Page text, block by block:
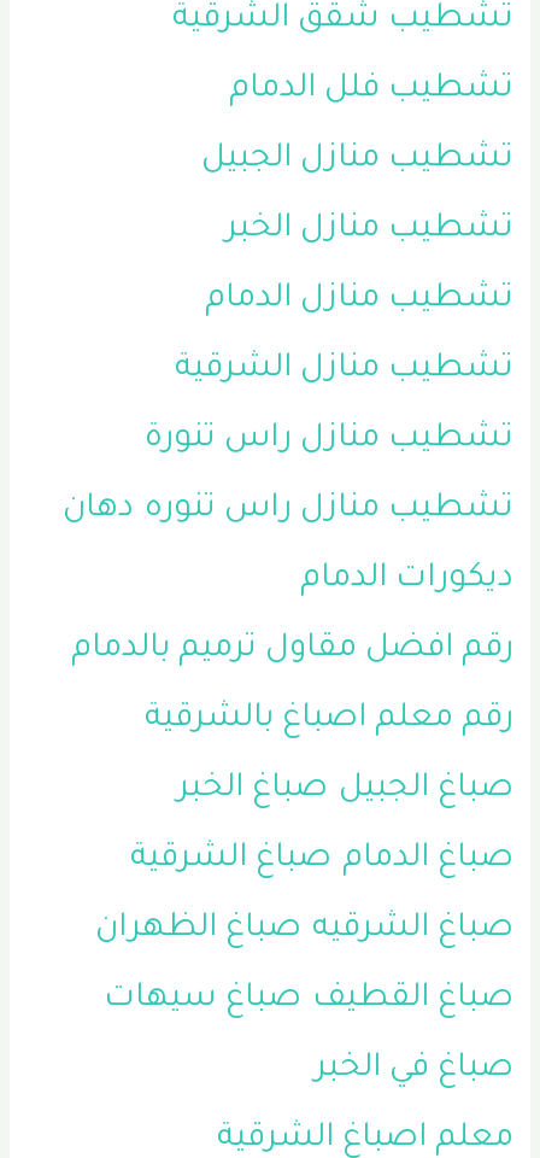
تشطيب شقق الشرقية
تشطيب فلل الدمام
تشطيب منازل الجبيل
تشطيب منازل الخبر
تشطيب منازل الدمام
تشطيب منازل الشرقية
تشطيب منازل راس تنورة
تشطيب منازل راس تنوره دهان
ديكورات الدمام
رقم افضل مقاول ترميم بالدمام
رقم معلم اصباغ بالشرقية
صباغ الجبيل صباغ الخبر
صباغ الدمام صباغ الشرقية
صباغ الشرقيه صباغ الظهران
صباغ القطيف صباغ سيهات
صباغ في الخبر
معلم اصباغ الشرقية